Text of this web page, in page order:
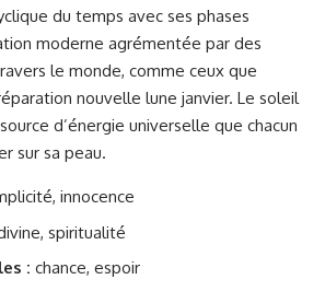
du temps avec ses phases
moderne agrémentée par des
le monde, comme ceux que
nouvelle lune janvier. Le soleil
d’énergie universelle que chacun
sur sa peau.
innocence
spiritualité
: chance, espoir